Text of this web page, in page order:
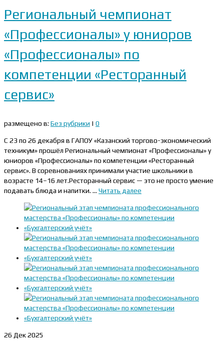
Региональный чемпионат
«Профессионалы» у юниоров
«Профессионалы» по
компетенции «Ресторанный
сервис»
размещено в: Без рубрики | 0
С 23 по 26 декабря в ГАПОУ «Казанский торгово-экономический
техникум» прошёл Региональный чемпионат «Профессионалы» у
юниоров «Профессионалы» по компетенции «Ресторанный
сервис». В соревнованиях принимали участие школьники в
возрасте 14–16 лет.Ресторанный сервис — это не просто умение
подавать блюда и напитки. … Читать далее
26 Дек 2025